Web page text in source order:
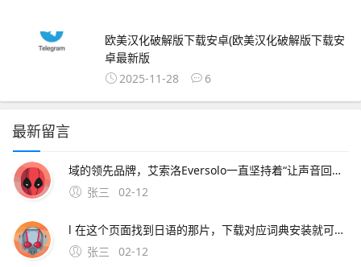
欧美汉化破解版下载安卓(欧美汉化破解版下载安
卓最新版
2025-11-28
6
最新留言
域的领先品牌，艾索洛Eversolo一直坚持着“让声音回归纯净”的理念，用现代化的数字架构不断刷新大家对。
张三
02-12
l 在这个页面找到日语的那片，下载对应词典安装就可以了 你。一般是 但是有时候打不开，你网上多找找吧 楼上给的地址是正确的，先安装好软件后，再下相关词典，如德汉汉德21
张三
02-12